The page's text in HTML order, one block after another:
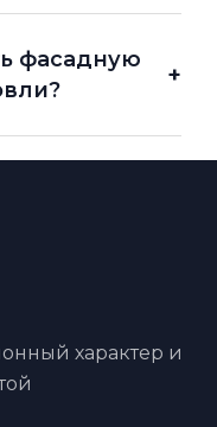
фасадную
+
характер и